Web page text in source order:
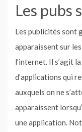
Les pubs
Les publicités sont
apparaissent sur
l’internet. Il s’agit
d’applications qui
auxquels on ne
apparaissent
une application.